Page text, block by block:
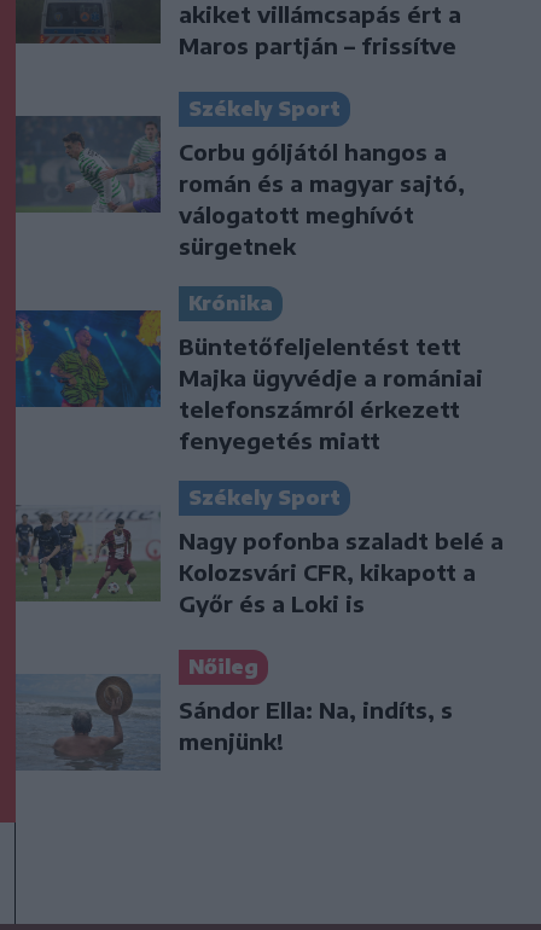
akiket villámcsapás ért a
Maros partján – frissítve
Székely Sport
Corbu góljától hangos a
román és a magyar sajtó,
válogatott meghívót
sürgetnek
Krónika
Büntetőfeljelentést tett
Majka ügyvédje a romániai
telefonszámról érkezett
fenyegetés miatt
Székely Sport
Nagy pofonba szaladt belé a
Kolozsvári CFR, kikapott a
Győr és a Loki is
Nőileg
Sándor Ella: Na, indíts, s
menjünk!